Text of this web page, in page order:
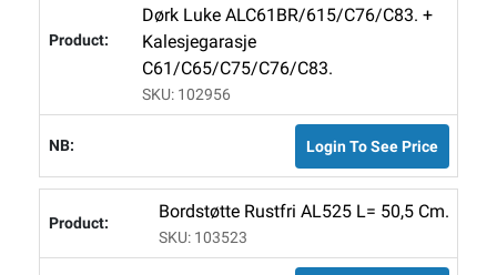
Dørk Luke ALC61BR/615/C76/C83. +
Kalesjegarasje
C61/C65/C75/C76/C83.
SKU: 102956
Login To See Price
Bordstøtte Rustfri AL525 L= 50,5 Cm.
SKU: 103523